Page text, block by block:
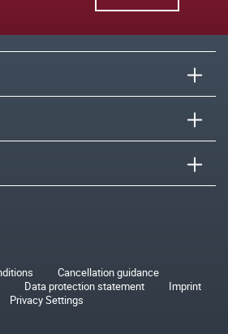
Cancellation guidance
Data protection statement
Imprint
Privacy Settings